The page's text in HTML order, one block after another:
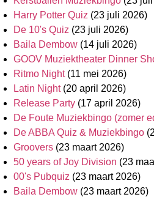
Harry Potter Quiz (23 juli 2026)
De 10's Quiz (23 juli 2026)
Baila Dembow (14 juli 2026)
GOOV Muziektheater Dinner
Ritmo Night (11 mei 2026)
Latin Night (20 april 2026)
Release Party (17 april 2026)
De Foute Muziekbingo (zomer
De ABBA Quiz & Muziekbingo
Groovers (23 maart 2026)
50 years of Joy Division (23
00's Pubquiz (23 maart 2026)
Baila Dembow (23 maart 2026)